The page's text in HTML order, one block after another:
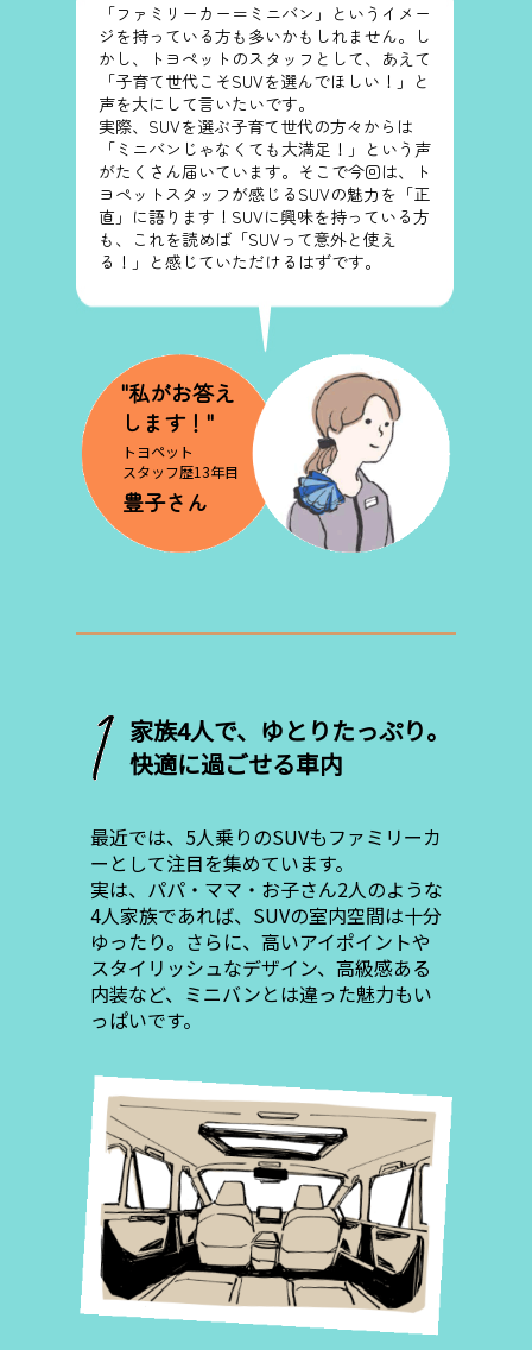
トヨペット
スタッフ歴13年目
家族4人で、ゆとりたっぷり。
快適に過ごせる車内
最近では、5人乗りのSUVもファミリーカ
ーとして注目を集めています。
実は、パパ・ママ・お子さん2人のような
4人家族であれば、SUVの室内空間は十分
ゆったり。さらに、高いアイポイントや
スタイリッシュなデザイン、高級感ある
内装など、ミニバンとは違った魅力もい
っぱいです。
「ファミリーカー＝ミニバン」というイメー
ジを持っている方も多いかもしれません。し
かし、トヨペットのスタッフとして、あえて
「子育て世代こそSUVを選んでほしい！」と
声を大にして言いたいです。
実際、SUVを選ぶ子育て世代の方々からは
「ミニバンじゃなくても大満足！」という声
がたくさん届いています。そこで今回は、ト
ヨペットスタッフが感じるSUVの魅力を「正
直」に語ります！SUVに興味を持っている方
も、これを読めば「SUVって意外と使え
る！」と感じていただけるはずです。
"私がお答え
﻿します！"
豊子さん